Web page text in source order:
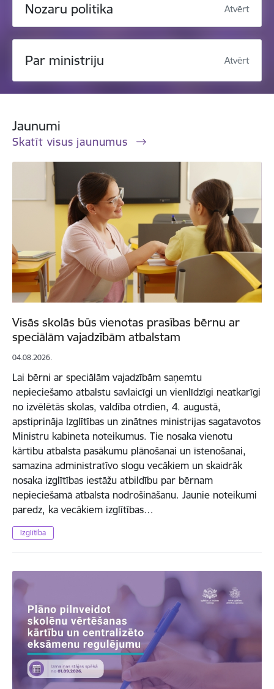
Nozaru politika Atvērt
Par ministriju Atvērt
Jaunumi
Skatīt visus jaunumus
Visās skolās būs vienotas prasības bērnu ar
speciālām vajadzībām atbalstam
04.08.2026.
Lai bērni ar speciālām vajadzībām saņemtu
nepieciešamo atbalstu savlaicīgi un vienlīdzīgi neatkarīgi
no izvēlētās skolas, valdība otrdien, 4. augustā,
apstiprināja Izglītības un zinātnes ministrijas sagatavotos
Ministru kabineta noteikumus. Tie nosaka vienotu
kārtību atbalsta pasākumu plānošanai un īstenošanai,
samazina administratīvo slogu vecākiem un skaidrāk
nosaka izglītības iestāžu atbildību par bērnam
nepieciešamā atbalsta nodrošināšanu. Jaunie noteikumi
paredz, ka vecākiem izglītības…
Izglītība